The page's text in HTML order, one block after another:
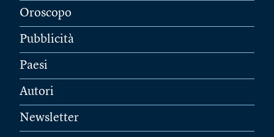
Oroscopo
Pubblicità
Paesi
Autori
Newsletter